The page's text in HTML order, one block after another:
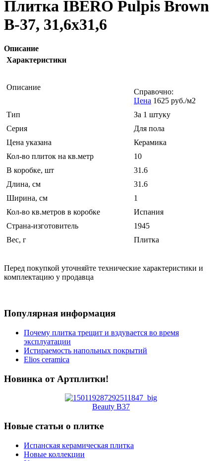
Плитка IBERO Pulpis Brown
B-37, 31,6x31,6
Описание
Характеристики
Описание
Справочно:
Цена 1625 руб./м2
Тип
За 1 штуку
Серия
Для пола
Цена указана
Керамика
Кол-во плиток на кв.метр
10
В коробке, шт
31.6
Длина, см
31.6
Ширина, см
1
Кол-во кв.метров в коробке
Испания
Страна-изготовитель
1945
Вес, г
Плитка
Перед покупкой уточняйте технические характеристики и
комплектацию у продавца
Популярная информация
Почему плитка трещит и вздувается во время
эксплуатации
Истираемость напольных покрытий
Elios ceramica
Новинка от Артплитки!
Beauty B37
Новые статьи о плитке
Испанская керамическая плитка
Новые коллекции